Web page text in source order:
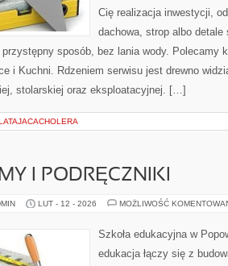
Cię realizacja inwestycji,
dachowa, strop albo
sposób, bez lania wody. Polecamy
i Kuchni. Rdzeniem serwisu jest drewno
stolarskiej oraz eksploatacyjnej. […]
I PODRĘCZNIKI
LUT - 12 - 2026 MOŻLIWOŚĆ
Szkoła edukacyjna w
edukacja łączy się z